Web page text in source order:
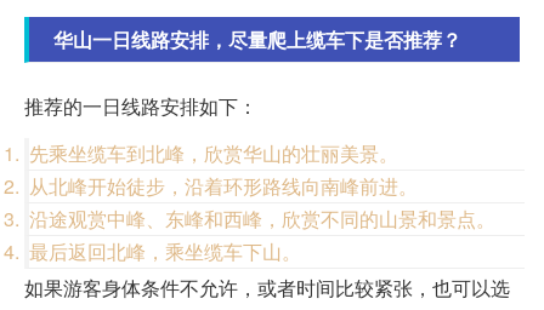
华山一日线路安排，尽量爬上缆车下是否推荐？
推荐的一日线路安排如下：
先乘坐缆车到北峰，欣赏华山的壮丽美景。
从北峰开始徒步，沿着环形路线向南峰前进。
沿途观赏中峰、东峰和西峰，欣赏不同的山景和景点。
最后返回北峰，乘坐缆车下山。
如果游客身体条件不允许，或者时间比较紧张，也可以选